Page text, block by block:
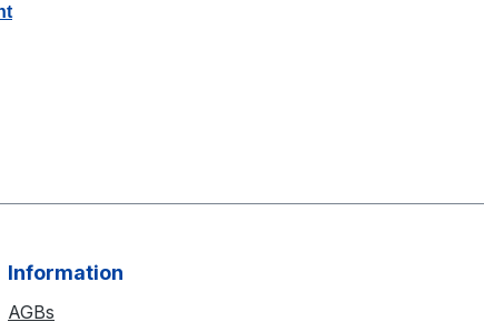
Information
AGBs